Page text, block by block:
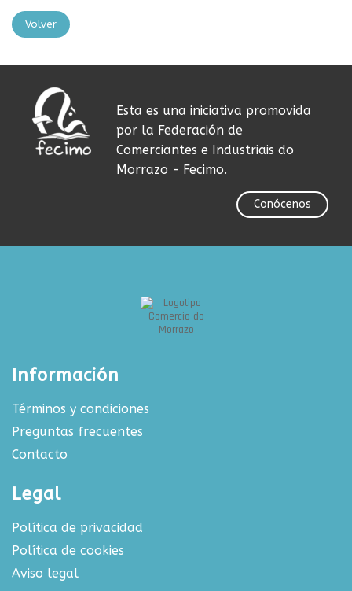
Volver
Esta es una iniciativa promovida
por la Federación de
Comerciantes e Industriais do
Morrazo - Fecimo.
Conócenos
Información
Términos y condiciones
Preguntas frecuentes
Contacto
Legal
Política de privacidad
Política de cookies
Aviso legal